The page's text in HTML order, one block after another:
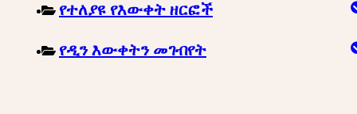
የተለያዩ የእውቀት ዘርፎች
የዲን እውቀትን መገብየት